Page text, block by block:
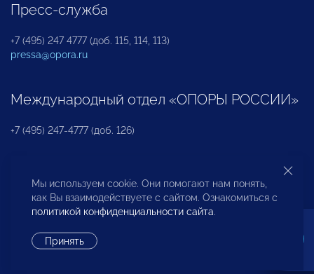
Пресс-служба
+7 (495) 247 4777 (доб. 115, 114, 113)
pressa@opora.ru
Международный отдел «ОПОРЫ РОССИИ»
+7 (495) 247-4777 (доб. 126)
Бюро по защите прав предпринимателей и
инвесторов
Мы используем cookie. Они помогают нам понять,
как Вы взаимодействуете с сайтом. Ознакомиться с
политикой конфиденциальности сайта.
Принять